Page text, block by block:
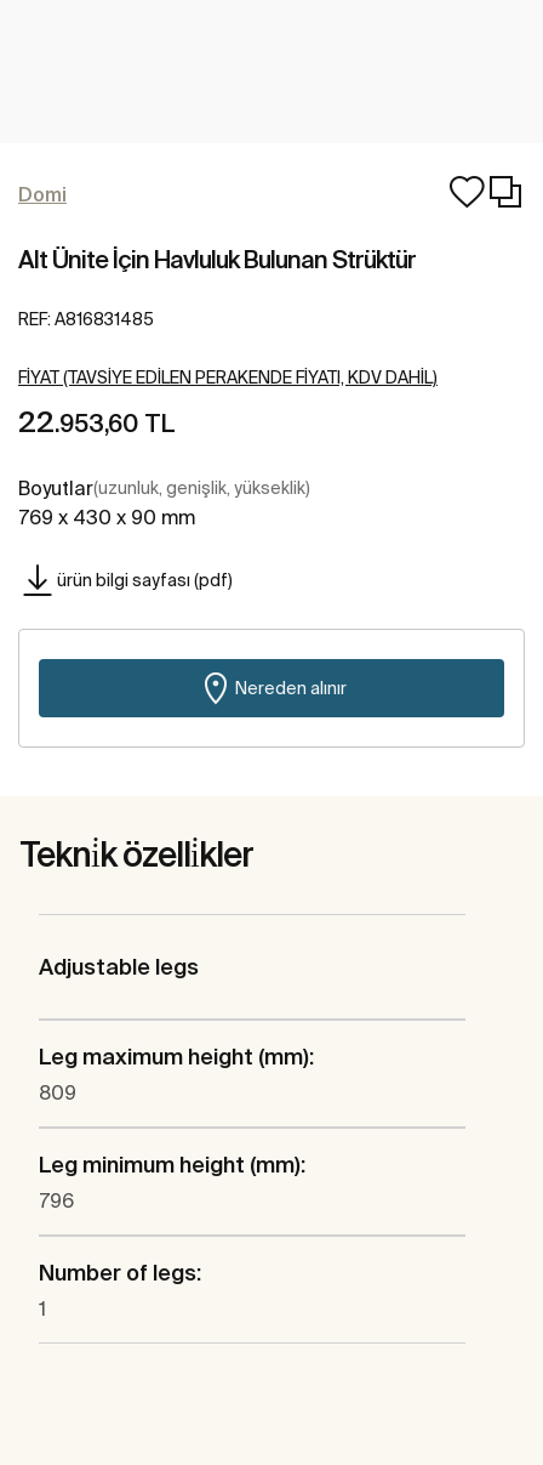
Domi
Alt Ünite İçin Havluluk Bulunan Strüktür
REF: A816831485
FIYAT (TAVSIYE EDILEN PERAKENDE FIYATI, KDV DAHIL)
22.953,60 TL
Boyutlar(uzunluk, genişlik, yükseklik)
769 x 430 x 90 mm
ürün bilgi sayfası (pdf)
Nereden alınır
Tekni̇k özelli̇kler
Adjustable legs
Leg maximum height (mm):
809
Leg minimum height (mm):
796
Number of legs:
1